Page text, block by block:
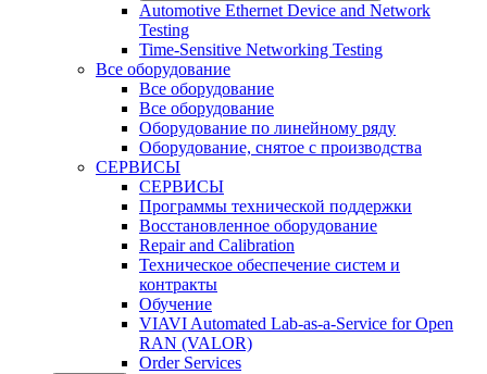
Automotive Ethernet Device and Network
Testing
Time-Sensitive Networking Testing
Все оборудование
Все оборудование
Все оборудование
Оборудование по линейному ряду
Оборудование, снятое с производства
СЕРВИСЫ
СЕРВИСЫ
Программы технической поддержки
Восстановленное оборудование
Repair and Calibration
Техническое обеспечение систем и
контракты
Обучение
VIAVI Automated Lab-as-a-Service for Open
RAN (VALOR)
Order Services